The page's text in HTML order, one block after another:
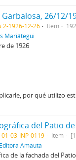
26/12/
1926-12-26 Item
Mariátegui
de 1926
por qué utilizo
del Patio
01-03-INP-0119 Item
Amauta
de la fachada del